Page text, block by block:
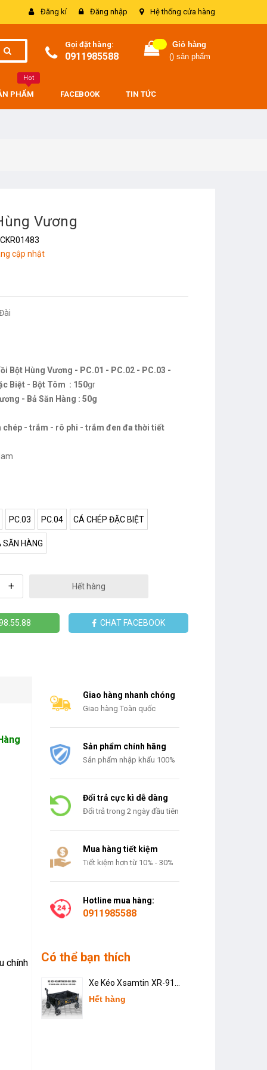
Đăng kí Đăng nhập Hệ thống cửa hàng
Gọi đặt hàng:
0911985588
Giỏ hàng
() sản phẩm
Hot
PHẨM FACEBOOK TIN TỨC
Vương
cập nhật
Bột Hùng Vương - PC.01 - PC.02 - PC.03 -
Biệt - Bột Tôm : 150gr
- Bả Săn Hàng : 50g
chép - trắm - rô phi - trắm đen đa thời tiết
PC.03 PC.04 CÁ CHÉP ĐẶC BIỆT
SĂN HÀNG
+ Hết hàng
CHAT FACEBOOK
chính
Giao hàng nhanh chóng
Giao hàng Toàn quốc
Sản phẩm chính hãng
Sản phẩm nhập khẩu 100%
Đổi trả cực kì dễ dàng
Đổi trả trong 2 ngày đầu tiên
Mua hàng tiết kiệm
Tiết kiệm hơn từ 10% - 30%
Hotline mua hàng:
0911985588
Có thể bạn thích
Xe Kéo Xsamtin XR-911
2024
Hết hàng